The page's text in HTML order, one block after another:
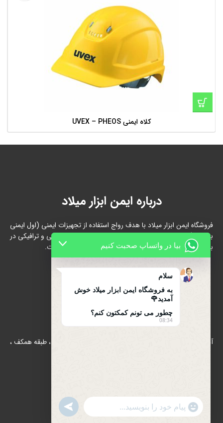
کلاه ایمنی UVEX – PHEOS
درباره ایمن ابزار میلاد
فروشگاه ایمن ابزار میلاد با هدف رواج استفاده از تجهیزات ایمنی (اول ایمنی
بعد کار ) از سال 1396 در زمینه پخش و فروش تجهیزات ایمنی و ترافیکی در
بازار شاد آباد ( بازار آهن ) تهران شروع به فعالیت نموده است.
تماس با ما
آدرس : بازار آهن شادآباد ، مجتمع 17 شهریور ، بلوک B/الف ، طبقه همکف ،
021-66631684
تلفن همراه : 09122139279
بیا در واتساپ صحبت کنیم
سلام
به فروشگاه ایمن ابزار میلاد خوش
آمدید🌹
چطور می تونم کمکتون کنم؟
08:34
"+CHATY_SETTINGS.LANG.EMOJI_PICKER+"
WhatsApp
UNDEFINED